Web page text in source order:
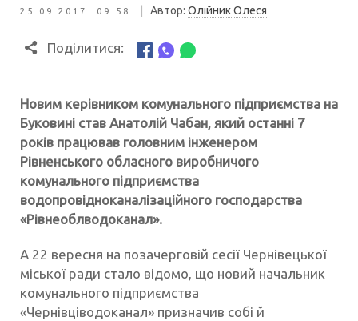
25.09.2017 09:58 Автор: Олійник Олеся
Поділитися:
Новим керівником комунального підприємства на
Буковині став Анатолій Чабан, який останні 7
років працював головним інженером
Рівненського обласного виробничого
комунального підприємства
водопровідноканалізаційного господарства
«Рівнеоблводоканал».
А 22 вересня на позачерговій сесії Чернівецької
міської ради стало відомо, що новий начальник
комунального підприємства
«Чернівціводоканал» призначив собі й